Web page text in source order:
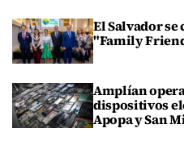
El Salvador
"Family
Amplían
dispositivos
Apopa y San